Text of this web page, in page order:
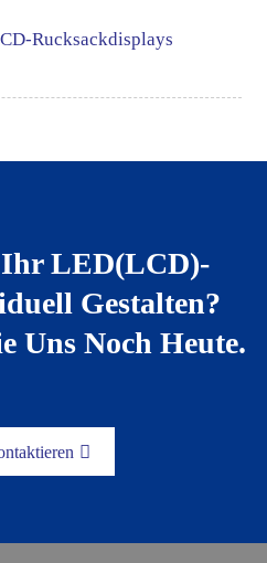
Rucksackdisplays
Ihr LED(LCD)-
Gestalten?
Uns Noch Heute.